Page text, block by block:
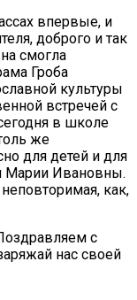
впервые, и
доброго и так
смогла
Гроба
культуры
встречей с
в школе
же
для детей и для
Марии Ивановны.
как,
с
нас своей